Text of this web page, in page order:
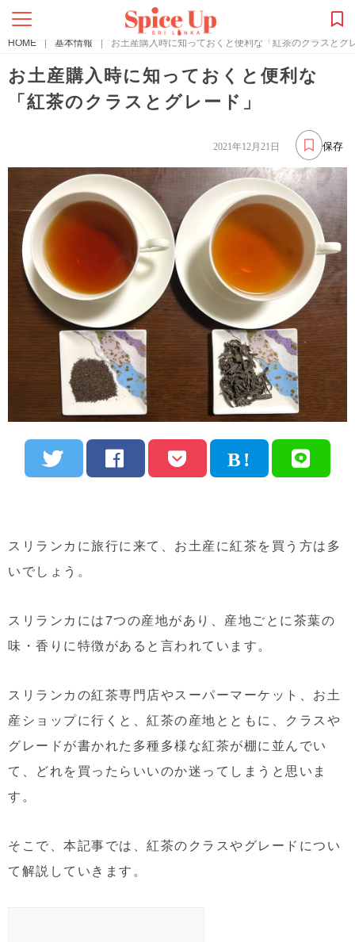
HOME | 基本情報 | お土産購入時に知っておくと便利な「紅茶のクラスとグ
お土産購入時に知っておくと便利な
「紅茶のクラスとグレード」
保存
2021年12月21日
スリランカに旅行に来て、お土産に紅茶を買う方は多
いでしょう。
スリランカには7つの産地があり、産地ごとに茶葉の
味・香りに特徴があると言われています。
スリランカの紅茶専門店やスーパーマーケット、お土
産ショップに行くと、紅茶の産地とともに、クラスや
グレードが書かれた多種多様な紅茶が棚に並んでい
て、どれを買ったらいいのか迷ってしまうと思いま
す。
そこで、本記事では、紅茶のクラスやグレードについ
て解説していきます。